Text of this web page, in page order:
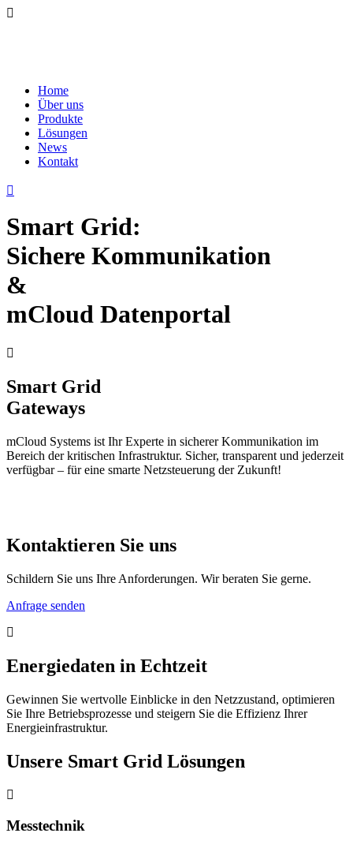
Home
Über uns
Produkte
Lösungen
News
Kontakt
Smart Grid:
Sichere Kommunikation
&
mCloud Datenportal
Smart Grid
Gateways
mCloud Systems ist Ihr Experte in sicherer Kommunikation im
Bereich der kritischen Infrastruktur. Sicher, transparent und jederzeit
verfügbar – für eine smarte Netzsteuerung der Zukunft!
Kontaktieren Sie uns
Schildern Sie uns Ihre Anforderungen. Wir beraten Sie gerne.
Anfrage senden
Energiedaten in Echtzeit
Gewinnen Sie wertvolle Einblicke in den Netzzustand, optimieren
Sie Ihre Betriebsprozesse und steigern Sie die Effizienz Ihrer
Energieinfrastruktur.
Unsere Smart Grid Lösungen
Messtechnik